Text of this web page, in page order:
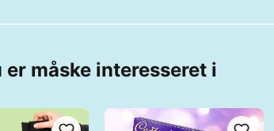
er måske interesseret i